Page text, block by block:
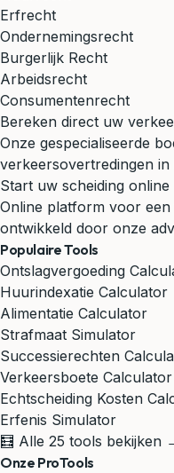
Erfrecht
Ondernemingsrecht
Burgerlijk Recht
Arbeidsrecht
Consumentenrecht
Bereken direct uw
Onze gespecialiseerde
verkeersovertredingen in
Start uw scheiding
Online platform voor
ontwikkeld door onze
Populaire Tools
Ontslagvergoeding
Huurindexatie Calculator
Alimentatie Calculator
Strafmaat Simulator
Successierechten
Verkeersboete Calculator
Echtscheiding Kosten
Erfenis Simulator
🧮 Alle 25 tools bekijken
Onze ProTools